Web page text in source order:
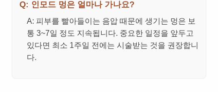
Q: 인모드 멍은 얼마나 가나요?
A: 피부를 빨아들이는 음압 때문에 생기는 멍은 보
통 3~7일 정도 지속됩니다. 중요한 일정을 앞두고
있다면 최소 1주일 전에는 시술받는 것을 권장합니
다.